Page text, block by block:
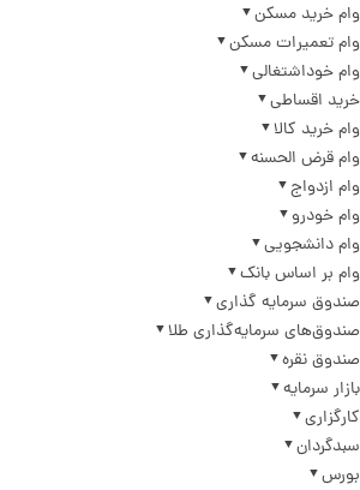
وام خرید مسکن
وام تعمیرات مسکن
وام خوداشتغالی
خرید اقساطی
وام خرید کالا
وام قرض الحسنه
وام ازدواج
وام خودرو
وام دانشجویی
وام بر اساس بانک
صندوق سرمایه گذاری
صندوق‌های سرمایه‌گذاری طلا
صندوق نقره
بازار سرمایه
کارگزاری
سبدگردان
بورس